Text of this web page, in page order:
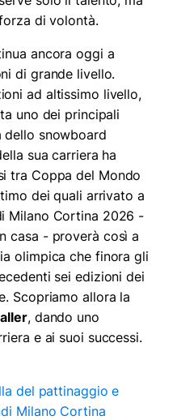
di volontà.
ancora oggi a
di grande livello.
ad altissimo livello,
uno dei principali
dello snowboard
sua carriera ha
tra Coppa del Mondo
dei quali arrivato a
Milano Cortina 2026 -
casa - proverà così a
olimpica che finora gli
sei edizioni dei
Scopriamo allora la
, dando uno
e ai suoi successi.
del pattinaggio e
Milano Cortina